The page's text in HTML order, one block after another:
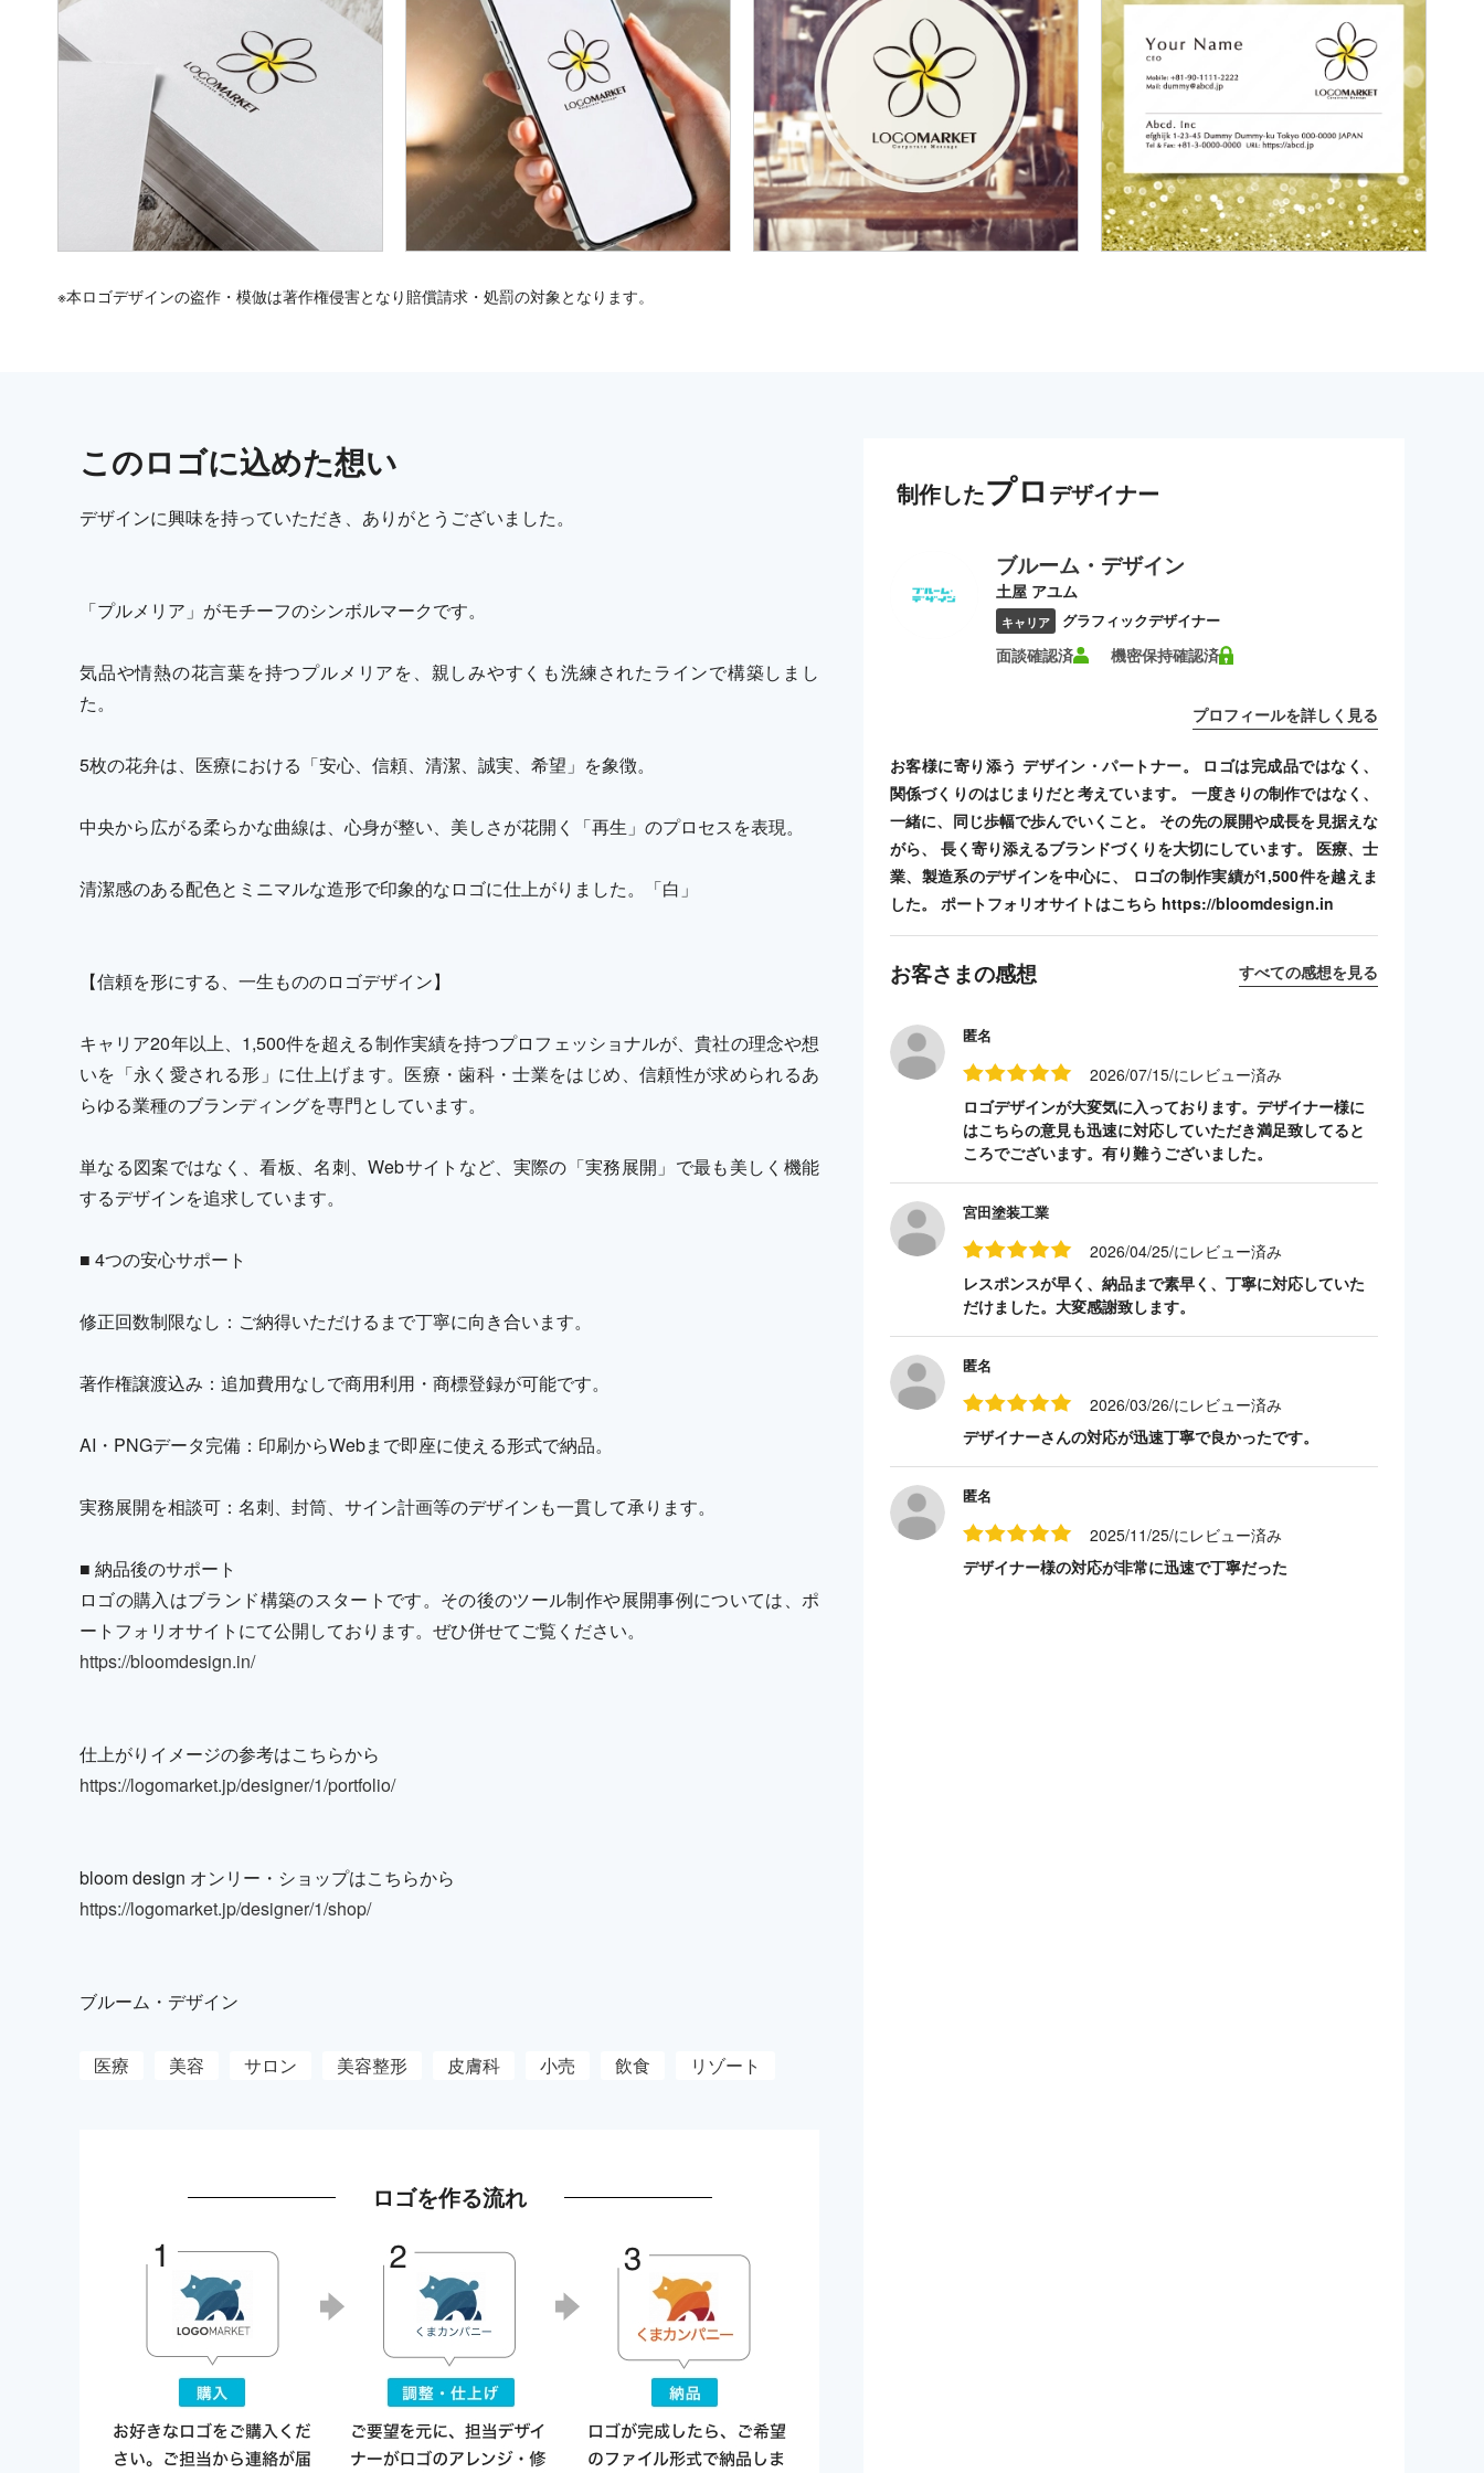
※本ロゴデザインの盗作・模倣は著作権侵害となり賠償請求・処罰の対象となります。
このロゴに込めた想い
デザインに興味を持っていただき、ありがとうございました。
「プルメリア」がモチーフのシンボルマークです。
気品や情熱の花言葉を持つプルメリアを、親しみやすくも洗練されたラインで構築しまし
た。
5枚の花弁は、医療における「安心、信頼、清潔、誠実、希望」を象徴。
中央から広がる柔らかな曲線は、心身が整い、美しさが花開く「再生」のプロセスを表現。
清潔感のある配色とミニマルな造形で印象的なロゴに仕上がりました。「白」
【信頼を形にする、一生もののロゴデザイン】
キャリア20年以上、1,500件を超える制作実績を持つプロフェッショナルが、貴社の理念や想
いを「永く愛される形」に仕上げます。医療・歯科・士業をはじめ、信頼性が求められるあ
らゆる業種のブランディングを専門としています。
単なる図案ではなく、看板、名刺、Webサイトなど、実際の「実務展開」で最も美しく機能
するデザインを追求しています。
■ 4つの安心サポート
修正回数制限なし：ご納得いただけるまで丁寧に向き合います。
著作権譲渡込み：追加費用なしで商用利用・商標登録が可能です。
AI・PNGデータ完備：印刷からWebまで即座に使える形式で納品。
実務展開を相談可：名刺、封筒、サイン計画等のデザインも一貫して承ります。
■ 納品後のサポート
ロゴの購入はブランド構築のスタートです。その後のツール制作や展開事例については、ポ
ートフォリオサイトにて公開しております。ぜひ併せてご覧ください。
https://bloomdesign.in/
仕上がりイメージの参考はこちらから
https://logomarket.jp/designer/1/portfolio/
bloom design オンリー・ショップはこちらから
https://logomarket.jp/designer/1/shop/
ブルーム・デザイン
医療 美容 サロン 美容整形 皮膚科 小売 飲食 リゾート
ロゴを作る流れ
制作したプロ デザイナー
ブルーム・デザイン
土屋 アユム
キャリア グラフィックデザイナー
面談確認済 機密保持確認済
プロフィールを詳しく見る
お客様に寄り添う デザイン・パートナー。 ロゴは完成品ではなく、
関係づくりのはじまりだと考えています。 一度きりの制作ではなく、
一緒に、同じ歩幅で歩んでいくこと。 その先の展開や成長を見据えな
がら、 長く寄り添えるブランドづくりを大切にしています。 医療、士
業、製造系のデザインを中心に、 ロゴの制作実績が1,500件を越えま
した。 ポートフォリオサイトはこちら https://bloomdesign.in
お客さまの感想 すべての感想を見る
匿名
2026/07/15/にレビュー済み
ロゴデザインが大変気に入っております。デザイナー様に
はこちらの意見も迅速に対応していただき満足致してると
ころでございます。有り難うございました。
宮田塗装工業
2026/04/25/にレビュー済み
レスポンスが早く、納品まで素早く、丁寧に対応していた
だけました。大変感謝致します。
匿名
2026/03/26/にレビュー済み
デザイナーさんの対応が迅速丁寧で良かったです。
匿名
2025/11/25/にレビュー済み
デザイナー様の対応が非常に迅速で丁寧だった